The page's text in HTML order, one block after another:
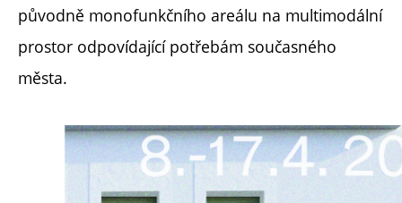
původně monofunkčního areálu na multimodální
prostor odpovídající potřebám současného
města.